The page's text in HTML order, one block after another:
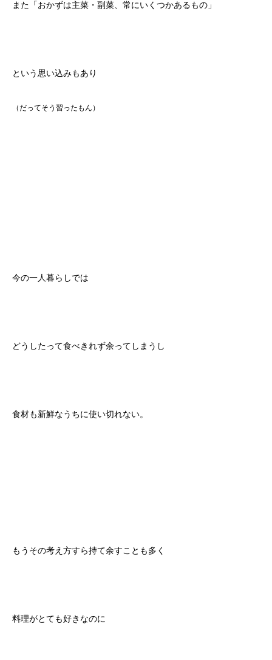
また「おかずは主菜・副菜、常にいくつかあるもの」
という思い込みもあり
（だってそう習ったもん）
今の一人暮らしでは
どうしたって食べきれず余ってしまうし
食材も新鮮なうちに使い切れない。
もうその考え方すら持て余すことも多く
料理がとても好きなのに